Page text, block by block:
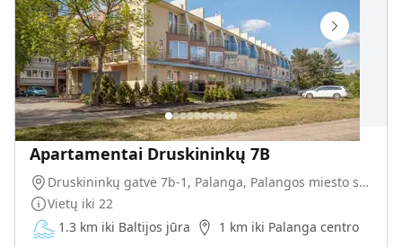
Apartamentai Druskininkų 7B
Druskininkų gatvė 7b-1, Palanga, Palangos miesto savivaldybė, Lietuva
Vietų iki 22
1.3 km iki Baltijos jūra
1 km iki Palanga centro